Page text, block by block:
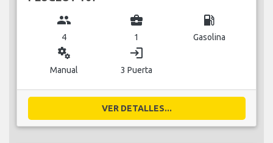
group
4
business_center
1
local_gas_station
Gasolina
miscellaneous_services
Manual
login
3 Puerta
VER DETALLES...